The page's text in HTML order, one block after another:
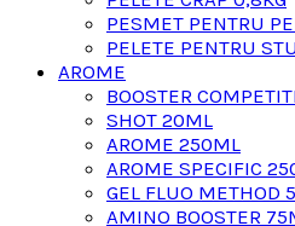
PESMET PENTRU
PELETE PENTRU
AROME
BOOSTER
SHOT 20ML
AROME 250ML
AROME SPECIFIC
GEL FLUO METHOD
AMINO BOOSTER